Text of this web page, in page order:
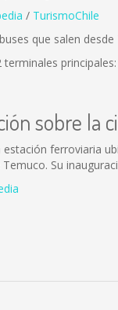
/ TurismoChile
que salen desde
terminales principales:
sobre la
estación ferroviaria
Su